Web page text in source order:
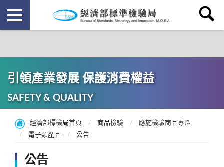
引領產業發展 保護消費權益
SAFETY & QUALITY
經濟部標檢局首頁 商品檢驗
應施檢驗商品專區
電子類產品
公告
公告